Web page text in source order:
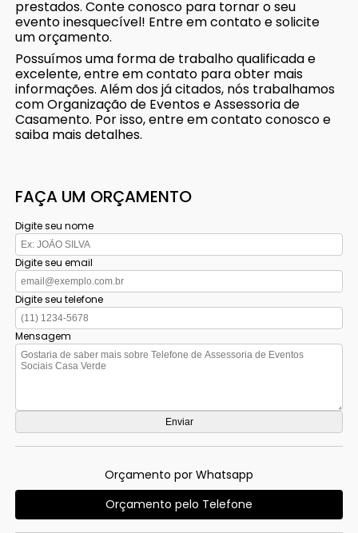
prestados. Conte conosco para tornar o seu
evento inesquecível! Entre em contato e solicite
um orçamento.
Possuímos uma forma de trabalho qualificada e
excelente, entre em contato para obter mais
informações. Além dos já citados, nós trabalhamos
com Organização de Eventos e Assessoria de
Casamento. Por isso, entre em contato conosco e
saiba mais detalhes.
FAÇA UM ORÇAMENTO
Digite seu nome
Digite seu email
Digite seu telefone
Mensagem
Orçamento por Whatsapp
Orçamento pelo Telefone